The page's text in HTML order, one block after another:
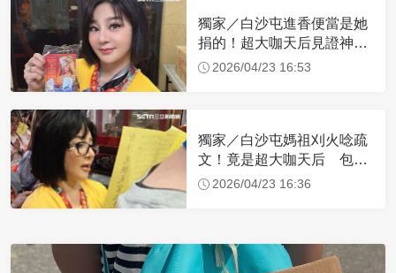
獨家／白沙屯進香便當是她
捐的！超大咖天后見證神
蹟 一靠近媽祖就爆哭
2026/04/23 16:53
獨家／白沙屯媽祖刈火唸疏
文！竟是超大咖天后 包尿
布忍尿5小時不喊累
2026/04/23 16:36